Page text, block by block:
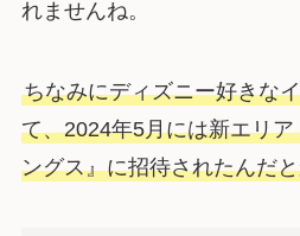
れませんね。
ちなみにディズニー好きな
て、2024年5月には新エリ
ングス』に招待されたんだ